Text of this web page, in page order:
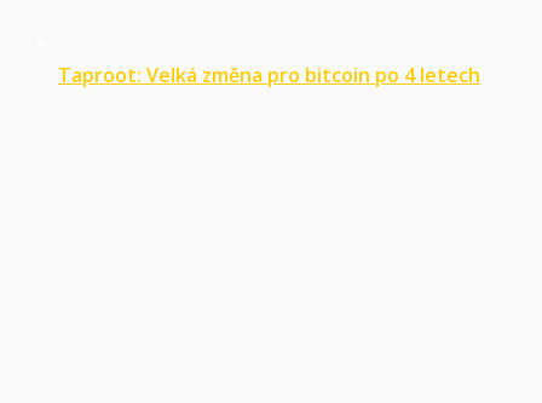
Taproot: Velká změna pro bitcoin po 4 letech